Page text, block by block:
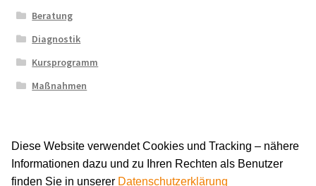
Beratung
Diagnostik
Kursprogramm
Maßnahmen
Vertrag widerrufen
Diese Website verwendet Cookies und Tracking – nähere
Informationen dazu und zu Ihren Rechten als Benutzer
finden Sie in unserer Datenschutzerklärung